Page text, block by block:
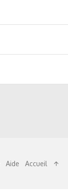
Aide Accueil